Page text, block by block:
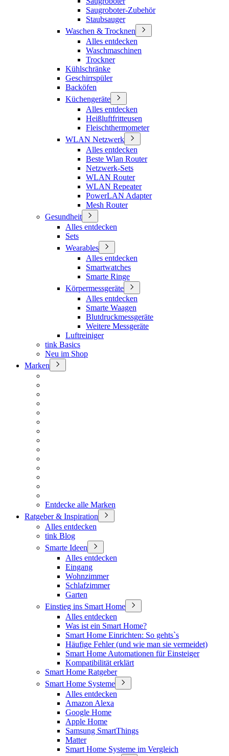
Saugroboter-Zubehör
Staubsauger
Waschen & Trocknen
Alles entdecken
Waschmaschinen
Trockner
Kühlschränke
Geschirrspüler
Backöfen
Küchengeräte
Alles entdecken
Heißluftfritteusen
Fleischthermometer
WLAN Netzwerk
Alles entdecken
Beste Wlan Router
Netzwerk-Sets
WLAN Router
WLAN Repeater
PowerLAN Adapter
Mesh Router
Gesundheit
Alles entdecken
Sets
Wearables
Alles entdecken
Smartwatches
Smarte Ringe
Körpermessgeräte
Alles entdecken
Smarte Waagen
Blutdruckmessgeräte
Weitere Messgeräte
Luftreiniger
tink Basics
Neu im Shop
Marken
Entdecke alle Marken
Ratgeber & Inspiration
Alles entdecken
tink Blog
Smarte Ideen
Alles entdecken
Eingang
Wohnzimmer
Schlafzimmer
Garten
Einstieg ins Smart Home
Alles entdecken
Was ist ein Smart Home?
Smart Home Einrichten: So gehts`s
Häufige Fehler (und wie man sie vermeidet)
Smart Home Automationen für Einsteiger
Kompatibilität erklärt
Smart Home Ratgeber
Smart Home Systeme
Alles entdecken
Amazon Alexa
Google Home
Apple Home
Samsung SmartThings
Matter
Smart Home Systeme im Vergleich